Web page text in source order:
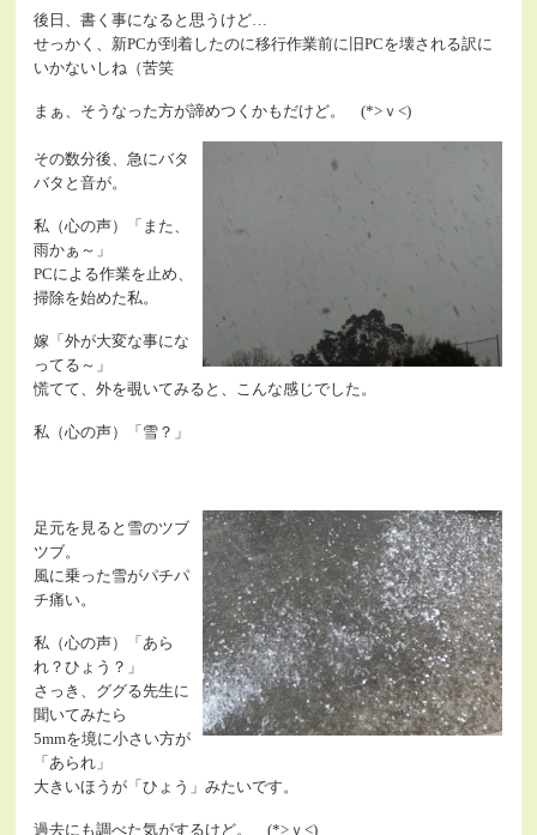
後日、書く事になると思うけど…
せっかく、新PCが到着したのに移行作業前に旧PCを壊される訳に
いかないしね（苦笑
まぁ、そうなった方が諦めつくかもだけど。 (*>ｖ<)
その数分後、急にバタ
バタと音が。
私（心の声）「また、
雨かぁ～」
PCによる作業を止め、
掃除を始めた私。
嫁「外が大変な事にな
ってる～」
慌てて、外を覗いてみると、こんな感じでした。
私（心の声）「雪？」
足元を見ると雪のツブ
ツブ。
風に乗った雪がパチパ
チ痛い。
私（心の声）「あら
れ？ひょう？」
さっき、ググる先生に
聞いてみたら
5mmを境に小さい方が
「あられ」
大きいほうが「ひょう」みたいです。
過去にも調べた気がするけど。 (*>ｖ<)